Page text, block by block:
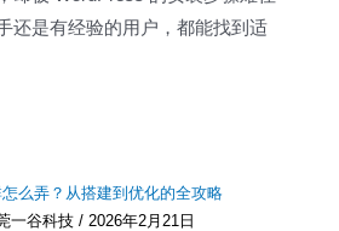
还是有经验的用户，都能找到适
么弄？从搭建到优化的全攻略
一谷科技/ 2026年2月21日